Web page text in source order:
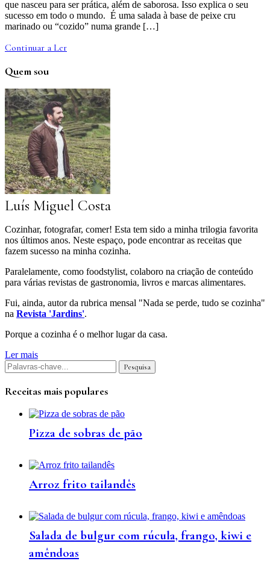
que nasceu para ser prática, além de saborosa. Isso explica o seu
sucesso em todo o mundo. É uma salada à base de peixe cru
marinado ou “cozido” numa grande […]
Continuar a Ler
Quem sou
Luís Miguel Costa
Cozinhar, fotografar, comer! Esta tem sido a minha trilogia favorita
nos últimos anos. Neste espaço, pode encontrar as receitas que
fazem sucesso na minha cozinha.
Paralelamente, como foodstylist, colaboro na criação de conteúdo
para várias revistas de gastronomia, livros e marcas alimentares.
Fui, ainda, autor da rubrica mensal "Nada se perde, tudo se cozinha"
na Revista 'Jardins'.
Porque a cozinha é o melhor lugar da casa.
Ler mais
Receitas mais populares
Pizza de sobras de pão
Arroz frito tailandês
Salada de bulgur com rúcula, frango, kiwi e
amêndoas